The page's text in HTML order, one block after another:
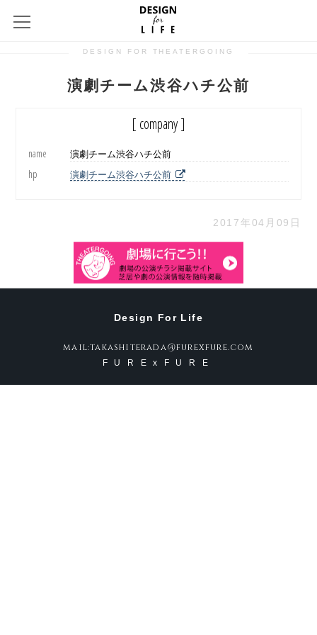
DESIGN FOR THEATERGOING
演劇チーム渋谷ハチ公前
[ company ]
name 演劇チーム渋谷ハチ公前
hp 演劇チーム渋谷ハチ公前
2017年04月09日
Design For Life
mail:takashiterada@furexfure.com
FURExFURE